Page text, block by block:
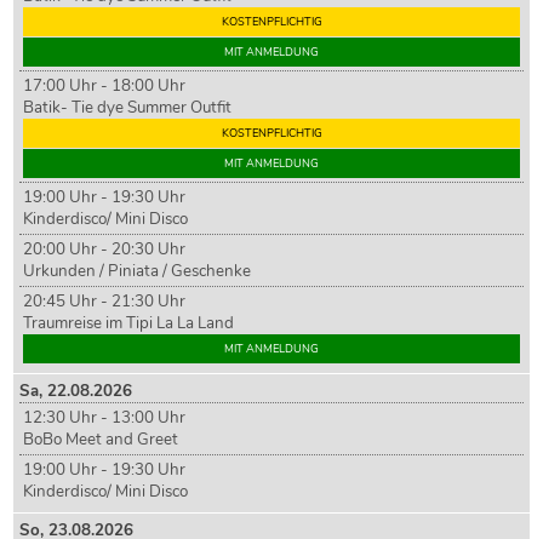
KOSTENPFLICHTIG
MIT ANMELDUNG
17:00 Uhr - 18:00 Uhr
Batik- Tie dye Summer Outfit
KOSTENPFLICHTIG
MIT ANMELDUNG
19:00 Uhr - 19:30 Uhr
Kinderdisco/ Mini Disco
20:00 Uhr - 20:30 Uhr
Urkunden / Piniata / Geschenke
20:45 Uhr - 21:30 Uhr
Traumreise im Tipi La La Land
MIT ANMELDUNG
Sa,22.08.2026
12:30 Uhr - 13:00 Uhr
BoBo Meet and Greet
19:00 Uhr - 19:30 Uhr
Kinderdisco/ Mini Disco
So,23.08.2026